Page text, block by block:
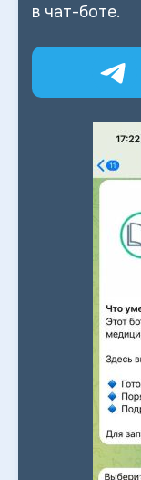
в чат-боте.